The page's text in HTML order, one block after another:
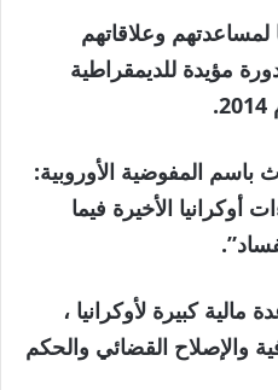
وعلاقاتهم
مؤيدة للديمقراطية
باسم المفوضية الأوروبية:
أوكرانيا الأخيرة فيما
مالية كبيرة لأوكرانيا ،
والإصلاح القضائي والحكم